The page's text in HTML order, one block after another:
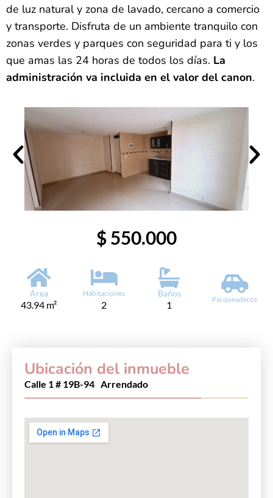
de luz natural y zona de lavado, cercano a comercio
y transporte. Disfruta de un ambiente tranquilo con
zonas verdes y parques con seguridad para ti y los
que amas las 24 horas de todos los días. La
administración va incluida en el valor del canon.
$ 550.000
Área
43.94 m²
Habitaciones
2
Baños
1 Parqueaderos
Ubicación del inmueble
Calle 1 # 19B-94 Arrendado